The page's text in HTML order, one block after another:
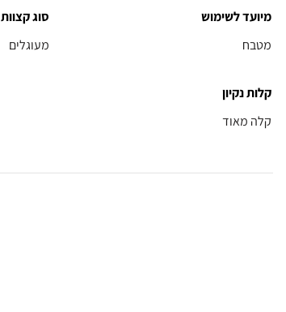
מיועד לשימוש
מטבח
סוג קצוות
מעוגלים
קלות נקיון
קלה מאוד